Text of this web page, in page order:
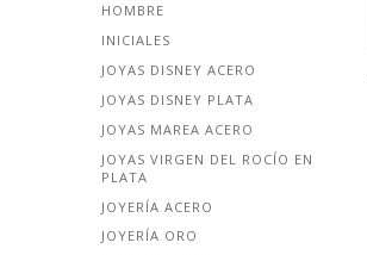
HOMBRE
INICIALES
JOYAS DISNEY ACERO
JOYAS DISNEY PLATA
JOYAS MAREA ACERO
JOYAS VIRGEN DEL ROCÍO EN
PLATA
JOYERÍA ACERO
JOYERÍA ORO